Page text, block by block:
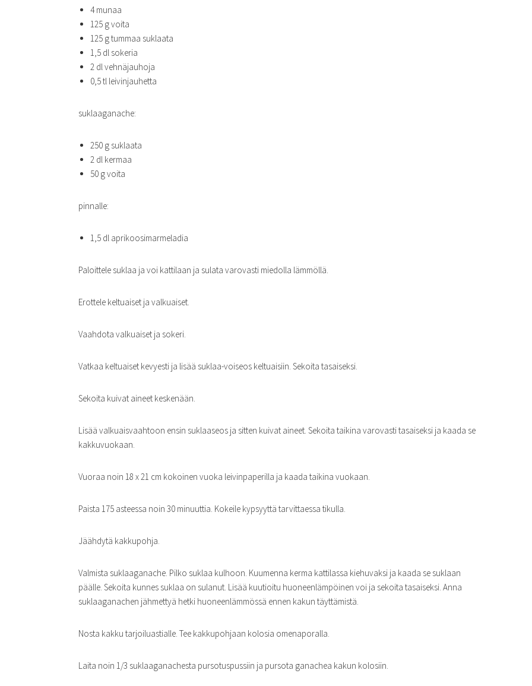
4 munaa
125 g voita
125 g tummaa suklaata
1,5 dl sokeria
2 dl vehnäjauhoja
0,5 tl leivinjauhetta
suklaaganache:
250 g suklaata
2 dl kermaa
50 g voita
pinnalle:
1,5 dl aprikoosimarmeladia
Paloittele suklaa ja voi kattilaan ja sulata varovasti miedolla lämmöllä.
Erottele keltuaiset ja valkuaiset.
Vaahdota valkuaiset ja sokeri.
Vatkaa keltuaiset kevyesti ja lisää suklaa-voiseos keltuaisiin. Sekoita tasaiseksi.
Sekoita kuivat aineet keskenään.
Lisää valkuaisvaahtoon ensin suklaaseos ja sitten kuivat aineet. Sekoita taikina varovasti tasaiseksi ja kaada se
kakkuvuokaan.
Vuoraa noin 18 x 21 cm kokoinen vuoka leivinpaperilla ja kaada taikina vuokaan.
Paista 175 asteessa noin 30 minuuttia. Kokeile kypsyyttä tarvittaessa tikulla.
Jäähdytä kakkupohja.
Valmista suklaaganache. Pilko suklaa kulhoon. Kuumenna kerma kattilassa kiehuvaksi ja kaada se suklaan
päälle. Sekoita kunnes suklaa on sulanut. Lisää kuutioitu huoneenlämpöinen voi ja sekoita tasaiseksi. Anna
suklaaganachen jähmettyä hetki huoneenlämmössä ennen kakun täyttämistä.
Nosta kakku tarjoiluastialle. Tee kakkupohjaan kolosia omenaporalla.
Laita noin 1/3 suklaaganachesta pursotuspussiin ja pursota ganachea kakun kolosiin.